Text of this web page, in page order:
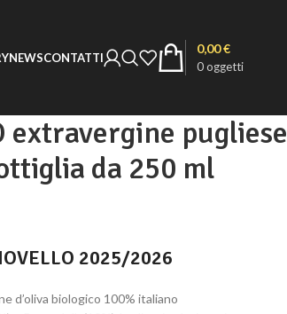
NEWSCONTATTI
0oggetti
0,00€
extravergine pugliese
da 250 ml
2025/2026
d’oliva biologico 100% italiano